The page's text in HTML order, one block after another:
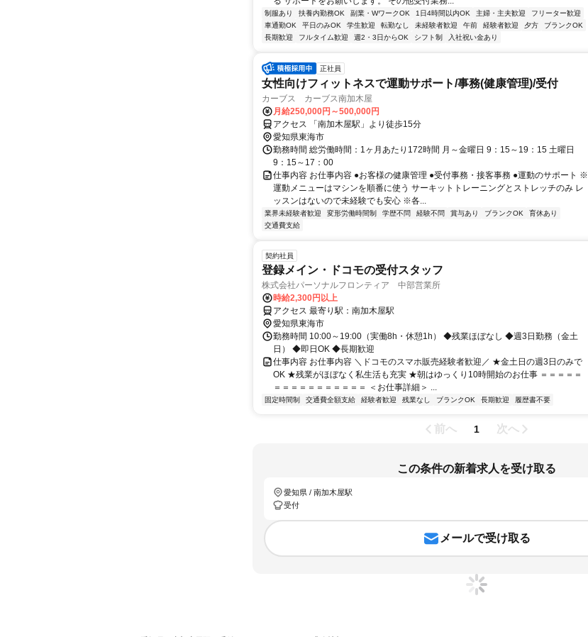
制服あり 扶養内勤務OK 副業・WワークOK 1日4時間以内OK 主婦・主夫歓迎
フリーター歓迎
車通勤OK
平日のみOK 学生歓迎 転勤なし 未経験者歓迎 午前 経験者歓迎 夕方
ブランクOK
長期歓迎
フルタイム歓迎 週2・3日からOK シフト制 入社祝い金あり
正社員
女性向けフィットネスで運動サポート/事務(健康管理)/受付
カーブス カーブス南加木屋
月給250,000円～500,000円
アクセス 「南加木屋駅」より徒歩15分
愛知県東海市
勤務時間 総労働時間：1ヶ月あたり172時間 月～金曜日 9：15～19：15 土曜日
9：15～17：00
仕事内容 お仕事内容 ●お客様の健康管理 ●受付事務・接客事務 ●運動のサポート ※
運動メニューはマシンを順番に使う サーキットトレーニングとストレッチのみ レ
ッスンはないので未経験でも安心 ※各...
業界未経験者歓迎 変形労働時間制 学歴不問 経験不問 賞与あり ブランクOK
育休あり
交通費支給
契約社員
登録メイン・ドコモの受付スタッフ
株式会社パーソナルフロンティア 中部営業所
時給2,300円以上
アクセス 最寄り駅：南加木屋駅
愛知県東海市
勤務時間 10:00～19:00（実働8h・休憩1h） ◆残業ほぼなし ◆週3日勤務（金土
日） ◆即日OK ◆長期歓迎
仕事内容 お仕事内容 ＼ドコモのスマホ販売経験者歓迎／ ★金土日の週3日のみで
OK ★残業がほぼなく私生活も充実 ★朝はゆっくり10時開始のお仕事 ＝＝＝＝＝
＝＝＝＝＝＝＝＝＝＝＝ ＜お仕事詳細＞ ...
固定時間制 交通費全額支給 経験者歓迎 残業なし ブランクOK 長期歓迎 履歴書不要
前へ 1 次へ
この条件の新着求人を受け取る
愛知県 / 南加木屋駅
受付
メールで受け取る